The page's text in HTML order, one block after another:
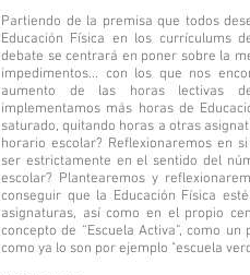
Partiendo de la premisa que todos
Educación Física en los currículums
debate se centrará en poner sobre la
impedimentos... con los que nos
aumento de las horas lectivas
implementamos más horas de
saturado, quitando horas a otras
horario escolar? Reflexionaremos en
ser estrictamente en el sentido del
escolar? Plantearemos y
conseguir que la Educación Física
asignaturas, así como en el propio
concepto de “Escuela Activa”, como
como ya lo son por ejemplo "escuela